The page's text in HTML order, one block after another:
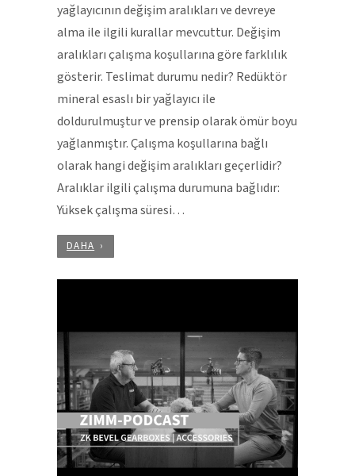
yağlayıcının değişim aralıkları ve devreye
alma ile ilgili kurallar mevcuttur. Değişim
aralıkları çalışma koşullarına göre farklılık
gösterir. Teslimat durumu nedir? Redüktör
mineral esaslı bir yağlayıcı ile
doldurulmuştur ve prensip olarak ömür boyu
yağlanmıştır. Çalışma koşullarına bağlı
olarak hangi değişim aralıkları geçerlidir?
Aralıklar ilgili çalışma durumuna bağlıdır:
Yüksek çalışma süresi…
DAHA